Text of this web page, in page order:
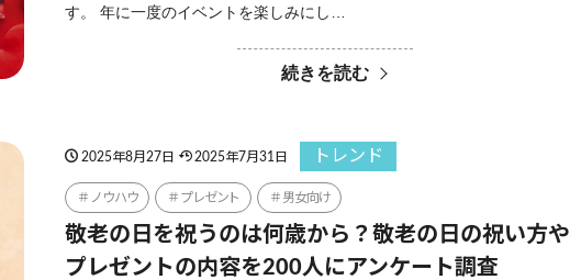
す。 年に一度のイベントを楽しみにし…
続きを読む
2025年8月27日 2025年7月31日 トレンド
ノウハウ プレゼント 男女向け
敬老の日を祝うのは何歳から？敬老の日の祝い方や
プレゼントの内容を200人にアンケート調査